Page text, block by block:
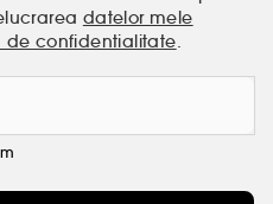
datelor mele
de confidentialitate.